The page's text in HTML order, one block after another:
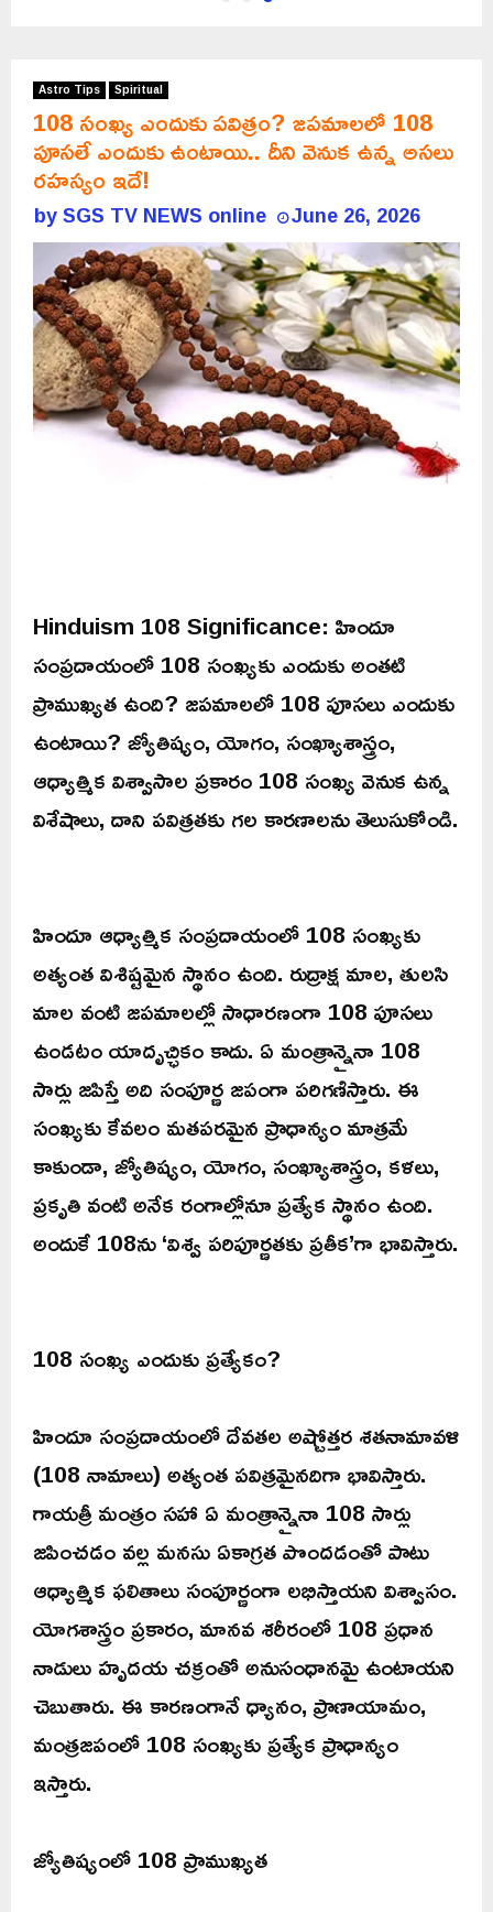
Astro Tips Spiritual
108 సంఖ్య ఎందుకు పవిత్రం? జపమాలలో 108
పూసలే ఎందుకు ఉంటాయి.. దీని వెనుక ఉన్న అసలు
రహస్యం ఇదే!
bySGS TV NEWS online June 26, 2026
Hinduism 108 Significance: హిందూ
సంప్రదాయంలో 108 సంఖ్యకు ఎందుకు అంతటి
ప్రాముఖ్యత ఉంది? జపమాలలో 108 పూసలు ఎందుకు
ఉంటాయి? జ్యోతిష్యం, యోగం, సంఖ్యాశాస్త్రం,
ఆధ్యాత్మిక విశ్వాసాల ప్రకారం 108 సంఖ్య వెనుక ఉన్న
విశేషాలు, దాని పవిత్రతకు గల కారణాలను తెలుసుకోండి.
హిందూ ఆధ్యాత్మిక సంప్రదాయంలో 108 సంఖ్యకు
అత్యంత విశిష్టమైన స్థానం ఉంది. రుద్రాక్ష మాల, తులసి
మాల వంటి జపమాలల్లో సాధారణంగా 108 పూసలు
ఉండటం యాదృచ్ఛికం కాదు. ఏ మంత్రాన్నైనా 108
సార్లు జపిస్తే అది సంపూర్ణ జపంగా పరిగణిస్తారు. ఈ
సంఖ్యకు కేవలం మతపరమైన ప్రాధాన్యం మాత్రమే
కాకుండా, జ్యోతిష్యం, యోగం, సంఖ్యాశాస్త్రం, కళలు,
ప్రకృతి వంటి అనేక రంగాల్లోనూ ప్రత్యేక స్థానం ఉంది.
అందుకే 108ను ‘విశ్వ పరిపూర్ణతకు ప్రతీక’గా భావిస్తారు.
108 సంఖ్య ఎందుకు ప్రత్యేకం?
హిందూ సంప్రదాయంలో దేవతల అష్టోత్తర శతనామావళి
(108 నామాలు) అత్యంత పవిత్రమైనదిగా భావిస్తారు.
గాయత్రీ మంత్రం సహా ఏ మంత్రాన్నైనా 108 సార్లు
జపించడం వల్ల మనసు ఏకాగ్రత పొందడంతో పాటు
ఆధ్యాత్మిక ఫలితాలు సంపూర్ణంగా లభిస్తాయని విశ్వాసం.
యోగశాస్త్రం ప్రకారం, మానవ శరీరంలో 108 ప్రధాన
నాడులు హృదయ చక్రంతో అనుసంధానమై ఉంటాయని
చెబుతారు. ఈ కారణంగానే ధ్యానం, ప్రాణాయామం,
మంత్రజపంలో 108 సంఖ్యకు ప్రత్యేక ప్రాధాన్యం
ఇస్తారు.
జ్యోతిష్యంలో 108 ప్రాముఖ్యత